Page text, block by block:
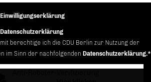
Einwilligungserklärung
Datenschutzerklärung
berechtige ich die CDU Berlin zur Nutzung der
im Sinn der nachfolgenden Datenschutzerklärung.*